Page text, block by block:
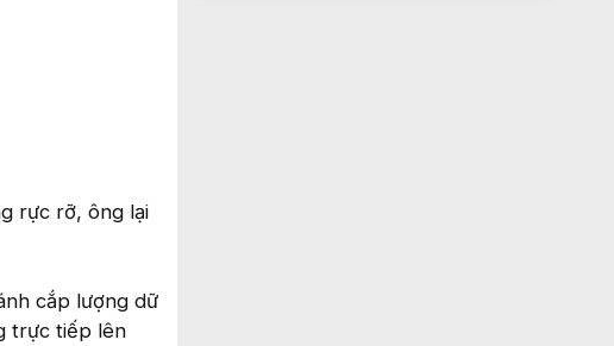
rực rỡ, ông lại
cắp lượng dữ
trực tiếp lên